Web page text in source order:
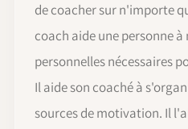
de coacher sur n'importe
coach aide une personne
personnelles nécessaires
Il aide son coaché à
sources de motivation. Il